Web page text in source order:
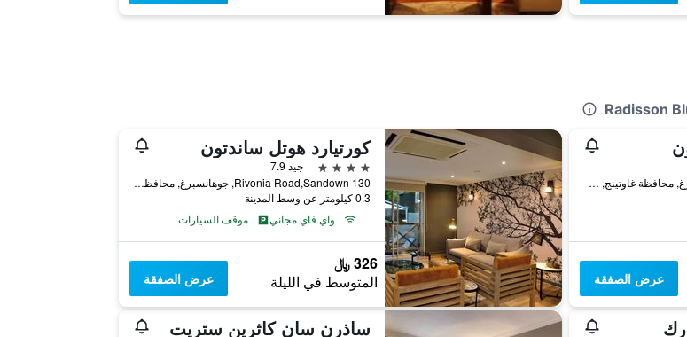
123 Rivonia Road, جوهانسبرغ, محافظة غاوتينج, جنوب أفريقيا
عرض الصفقة
كورتيارد هوتل ساندتون
4 نجوم
جيد 7.9
130 Rivonia Road,Sandown, جوهانسبرغ, محافظة غاوتينج, جنوب أفريقيا
0.3 كيلومتر عن وسط المدينة
واي فاي مجاني
موقف السيارات
326 ﷼
المتوسط في الليلة عرض الصفقة
ساذرن سان كاثرين ستريت